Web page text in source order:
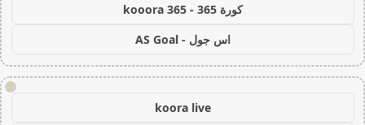
كورة 365 - kooora 365
اس جول - AS Goal
!
koora live